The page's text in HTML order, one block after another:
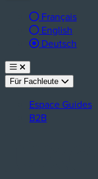
Français
English
aktive Sprache:
Deutsch
Für Fachleute
Espace Guides
B2B